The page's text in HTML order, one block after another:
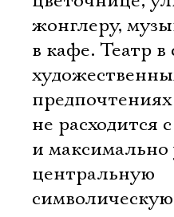
жонглеру,
в кафе. Театр в
предпочтениях
не расходится
и максимально
центральную